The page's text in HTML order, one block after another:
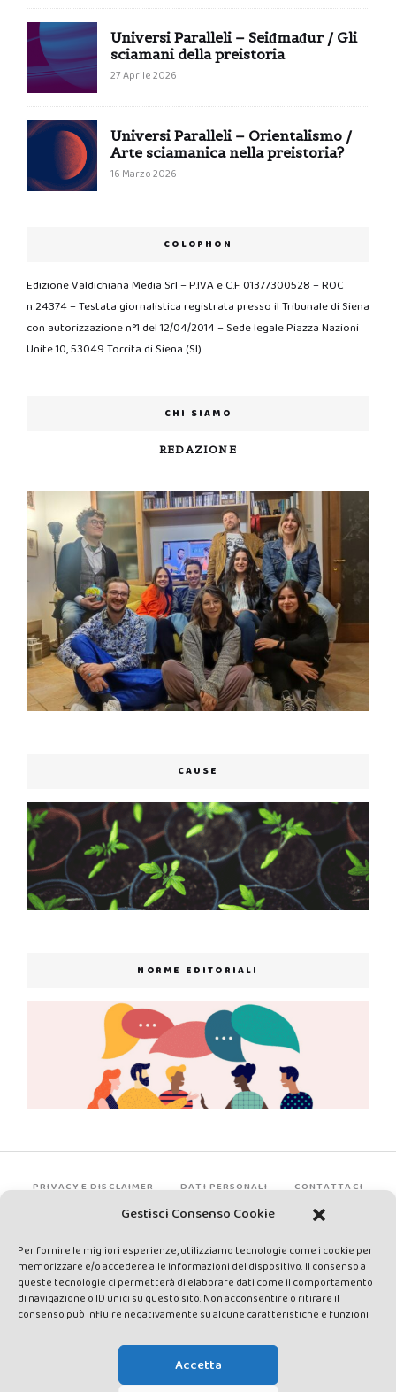
Gestisci Consenso Cookie
Per fornire le migliori esperienze, utilizziamo tecnologie come i cookie per
memorizzare e/o accedere alle informazioni del dispositivo. Il consenso a
queste tecnologie ci permetterà di elaborare dati come il comportamento
di navigazione o ID unici su questo sito. Non acconsentire o ritirare il
consenso può influire negativamente su alcune caratteristiche e funzioni.
Accetta
Universi Paralleli – Seiđmađur / Gli
sciamani della preistoria
27 Aprile 2026
Universi Paralleli – Orientalismo /
Arte sciamanica nella preistoria?
16 Marzo 2026
COLOPHON
Edizione Valdichiana Media Srl – P.IVA e C.F. 01377300528 – ROC
n.24374 – Testata giornalistica registrata presso il Tribunale di Siena
con autorizzazione n°1 del 12/04/2014 – Sede legale Piazza Nazioni
Unite 10, 53049 Torrita di Siena (SI)
CHI SIAMO
REDAZIONE
CAUSE
NORME EDITORIALI
PRIVACY E DISCLAIMER DATI PERSONALI CONTATTACI
rights reserved - Testata registrata presso il Tribunale di Siena con
autorizzazione n°1 del 12/04/2014 - Direttrice Responsabile: Chiara
Cacace - E-mail: direzione@lavaldichiana.it - Editore: Valdichiana